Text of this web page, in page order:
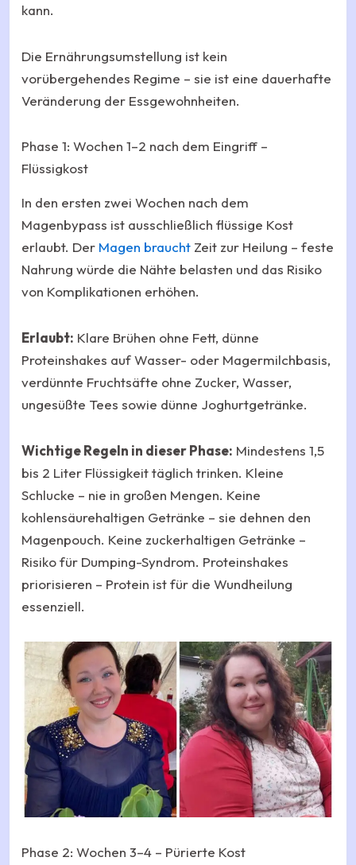
kann.
Die Ernährungsumstellung ist kein
vorübergehendes Regime – sie ist eine dauerhafte
Veränderung der Essgewohnheiten.
Phase 1: Wochen 1–2 nach dem Eingriff –
Flüssigkost
In den ersten zwei Wochen nach dem
Magenbypass ist ausschließlich flüssige Kost
erlaubt. Der Magen braucht Zeit zur Heilung – feste
Nahrung würde die Nähte belasten und das Risiko
von Komplikationen erhöhen.
Erlaubt: Klare Brühen ohne Fett, dünne
Proteinshakes auf Wasser- oder Magermilchbasis,
verdünnte Fruchtsäfte ohne Zucker, Wasser,
ungesüßte Tees sowie dünne Joghurtgetränke.
Wichtige Regeln in dieser Phase: Mindestens 1,5
bis 2 Liter Flüssigkeit täglich trinken. Kleine
Schlucke – nie in großen Mengen. Keine
kohlensäurehaltigen Getränke – sie dehnen den
Magenpouch. Keine zuckerhaltigen Getränke –
Risiko für Dumping-Syndrom. Proteinshakes
priorisieren – Protein ist für die Wundheilung
essenziell.
Phase 2: Wochen 3–4 – Pürierte Kost